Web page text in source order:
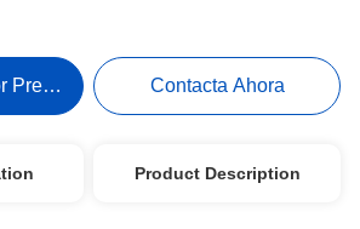
Precio Contacta Ahora
Product Description